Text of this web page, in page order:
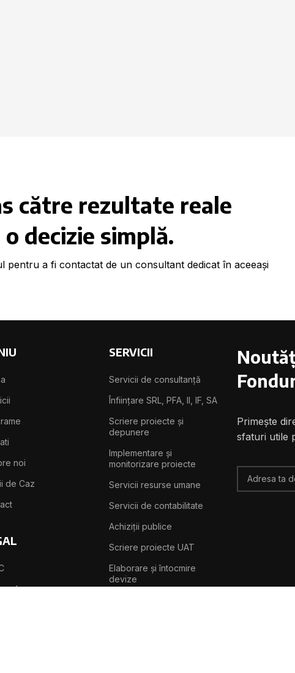
către rezultate reale
decizie simplă.
pentru a fi contactat de un consultant dedicat în aceeași
noi
de Caz
de
SERVICII
Servicii de consultanță
Înființare SRL, PFA, II, IF, SA
Scriere proiecte și
depunere
Implementare și
monitorizare proiecte
Servicii resurse umane
Servicii de contabilitate
Achiziții publice
Scriere proiecte UAT
Elaborare și întocmire
devize
Primește
sfaturi utile